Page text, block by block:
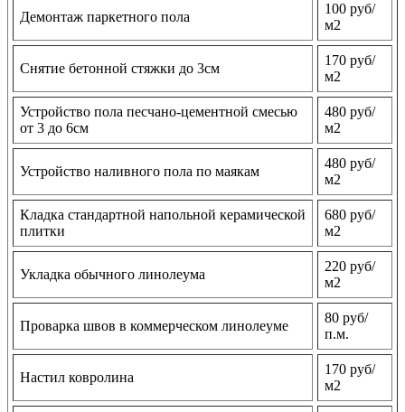
Демонтаж паркетного пола
100 руб/
м2
Снятие бетонной стяжки до 3см
170 руб/
м2
Устройство пола песчано-цементной смесью
от 3 до 6см
480 руб/
м2
Устройство наливного пола по маякам
480 руб/
м2
Кладка стандартной напольной керамической
плитки
680 руб/
м2
Укладка обычного линолеума
220 руб/
м2
Проварка швов в коммерческом линолеуме
80 руб/
п.м.
Настил ковролина
170 руб/
м2